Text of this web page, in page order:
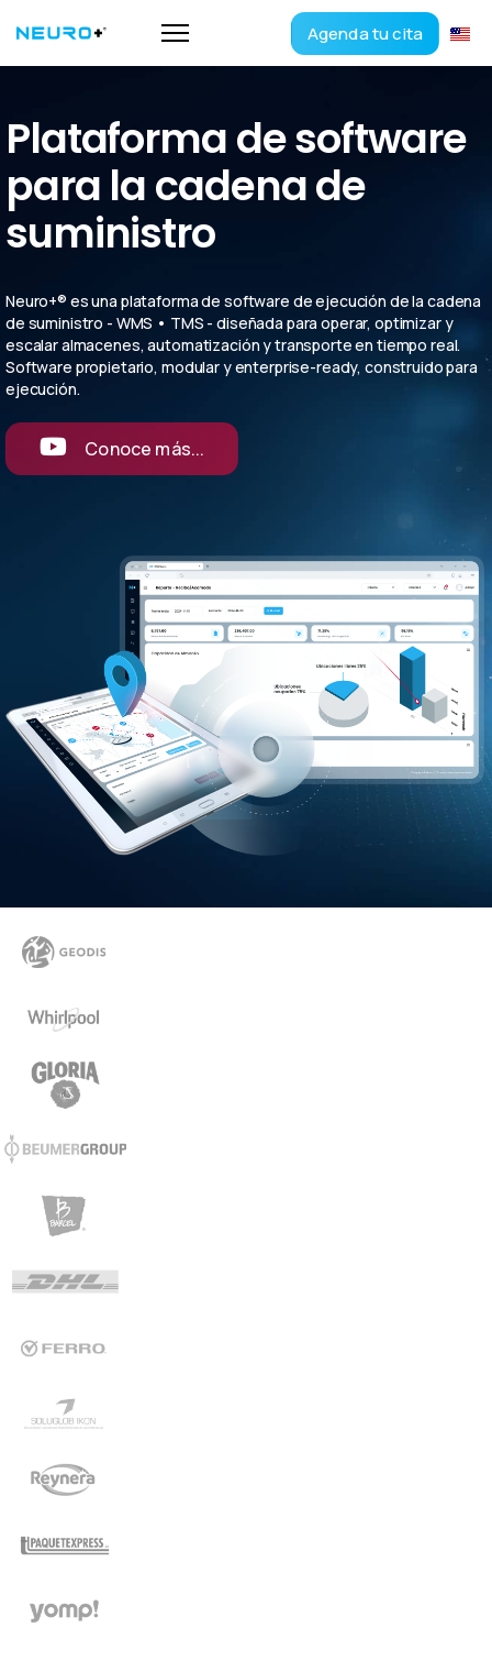
Agenda tu cita
Plataforma de software
para la cadena de
suministro
Neuro+® es una plataforma de software de ejecución de la cadena
de suministro - WMS • TMS - diseñada para operar, optimizar y
escalar almacenes, automatización y transporte en tiempo real.
Software propietario, modular y enterprise-ready, construido para
ejecución.
Conoce más...